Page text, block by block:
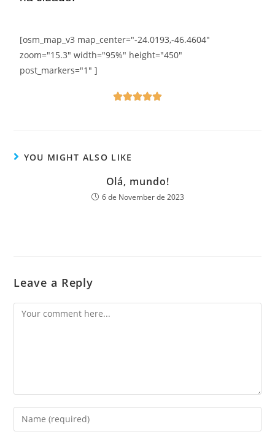
[osm_map_v3 map_center="-24.0193,-46.4604"
zoom="15.3" width="95%" height="450"
post_markers="1" ]
YOU MIGHT ALSO LIKE
Olá, mundo!
6 de November de 2023
Leave a Reply